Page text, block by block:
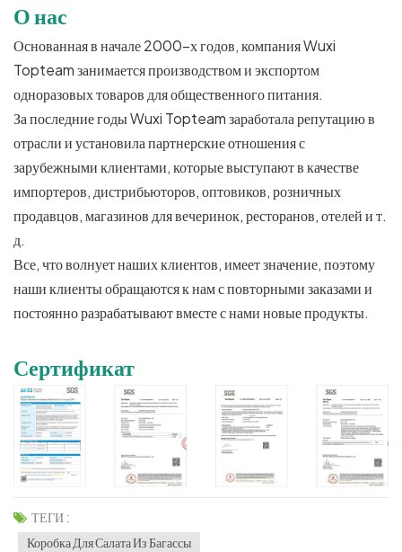
О нас
Основанная в начале 2000-х годов, компания Wuxi
Topteam занимается производством и экспортом
одноразовых товаров для общественного питания.
За последние годы Wuxi Topteam заработала репутацию в
отрасли и установила партнерские отношения с
зарубежными клиентами, которые выступают в качестве
импортеров, дистрибьюторов, оптовиков, розничных
продавцов, магазинов для вечеринок, ресторанов, отелей и т.
д.
Все, что волнует наших клиентов, имеет значение, поэтому
наши клиенты обращаются к нам с повторными заказами и
постоянно разрабатывают вместе с нами новые продукты.
Сертификат
ТЕГИ :
Коробка Для Салата Из Багассы